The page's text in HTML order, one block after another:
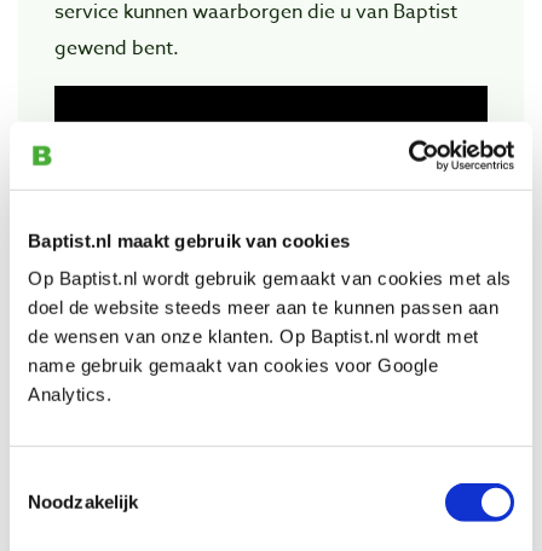
Baptist.nl maakt gebruik van cookies
Op Baptist.nl wordt gebruik gemaakt van cookies met als
doel de website steeds meer aan te kunnen passen aan
de wensen van onze klanten. Op Baptist.nl wordt met
name gebruik gemaakt van cookies voor Google
Analytics.
Noodzakelijk
service kunnen waarborgen die u van Baptist
gewend bent.
Peaktool gerecycled PET-vilt foudraal 6-